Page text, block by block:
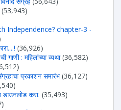
(53,943)
Independence? chapter-3 -
(36,926)
गाणी : महिलांच्या व्यथा (36,582)
प्रकाशन समारंभ (36,127)
डाउनलोड करा. (35,493)